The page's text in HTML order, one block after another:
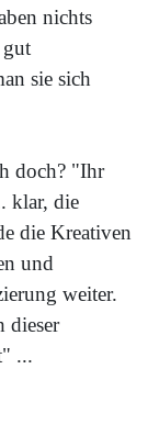
nichts
gut
sie sich
doch? "Ihr
klar, die
die Kreativen
und
weiter.
dieser
...